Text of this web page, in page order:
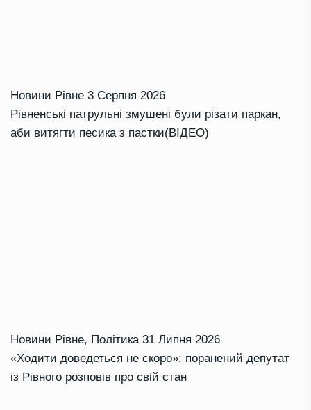
Новини Рівне 3 Серпня 2026
Рівненські патрульні змушені були різати паркан,
аби витягти песика з пастки(ВІДЕО)
Новини Рівне, Політика 31 Липня 2026
«Ходити доведеться не скоро»: поранений депутат
із Рівного розповів про свій стан